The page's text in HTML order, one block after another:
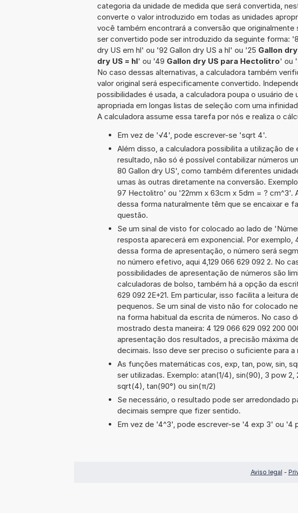
categoria da unidade de medida que será convertida,
converte o valor introduzido em todas as unidades
você também encontrará a conversão que
ser convertido pode ser introduzido da seguinte forma:
dry US em hl' ou '92 Gallon dry US a hl' ou '25 Gallon
dry US = hl' ou '49 Gallon dry US para Hectolitro' ou
No caso dessas alternativas, a calculadora também
valor original será especificamente convertido.
possibilidades é usada, a calculadora poupa o usuário
apropriada em longas listas de seleção com uma
A calculadora assume essa tarefa por nós e realiza o
Em vez de '√4', pode escrever-se 'sqrt 4'.
Além disso, a calculadora possibilita a utilização
resultado, não só é possível contabilizar números
80 Gallon dry US', como também diferentes
umas às outras diretamente na conversão.
97 Hectolitro' ou '22mm x 63cm x 5dm = ? cm^3'.
dessa forma naturalmente têm que se encaixar e
questão.
Se um sinal de visto for colocado ao lado de
resposta aparecerá em exponencial. Por exemplo,
dessa forma de apresentação, o número será
no número efetivo, aqui 4,129 066 629 092 2. No
possibilidades de apresentação de números são
calculadoras de bolso, também há a opção da
629 092 2E+21. Em particular, isso facilita a leitura
pequenos. Se um sinal de visto não for colocado
na forma habitual da escrita de números. No caso
mostrado desta maneira: 4 129 066 629 092 200
apresentação dos resultados, a precisão máxima
decimais. Isso deve ser preciso o suficiente para a
As funções matemáticas cos, exp, tan, pow, sin,
ser utilizadas. Exemplo: atan(1/4), sin(90), 3 pow 2,
sqrt(4), tan(90°) ou sin(π/2)
Se necessário, o resultado pode ser arredondado
decimais sempre que fizer sentido.
Em vez de '4^3', pode escrever-se '4 exp 3' ou '4
Aviso legal -